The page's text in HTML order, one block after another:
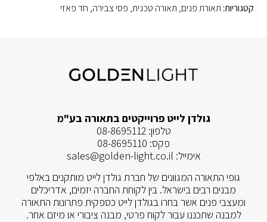
קטגוריות: תאורת פנים, תאורה טכנית, פסי צבירה, חד פאזי
גולדן לייט פרוייקטים בתאורה בע"מ
טלפון:08-8695112
פקס: 08-8695110
אימייל: sales@golden-light.co.il
גופי התאורה המגוונים של חברת גולדן לייט מותקנים באלפי
מבנים רבים בישראל. בין לקוחת החברה יזמים, אדריכלים
ומעצבי פנים אשר בחרו בגולדן לייט כספקית פתרונות התאורה
למבנה שתכננו עבור לקוח פרטי, מבנה ציבורי או מיזם אחר.